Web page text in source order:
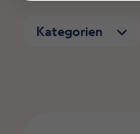
Kategorien